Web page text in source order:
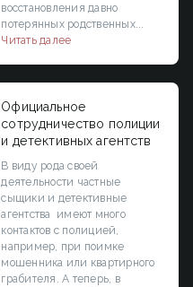
восстановления давно
потерянных родственных...
Читать далее
Официальное
сотрудничество полиции
и детективных агентств
В виду рода своей
деятельности частные
сыщики и детективные
агентства имеют много
контактов с полицией,
например, при поимке
мошенника или квартирного
грабителя. А теперь, в